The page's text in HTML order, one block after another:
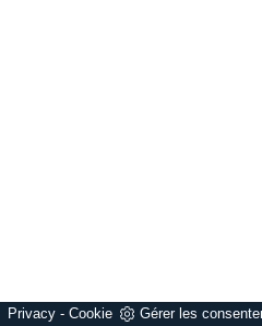
Privacy - Cookie Gérer les